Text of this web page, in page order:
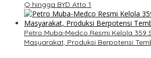
Q hingga BYD Atto 1
Petro Muba-Medco Resmi Kelola 359
Masyarakat, Produksi Berpotensi